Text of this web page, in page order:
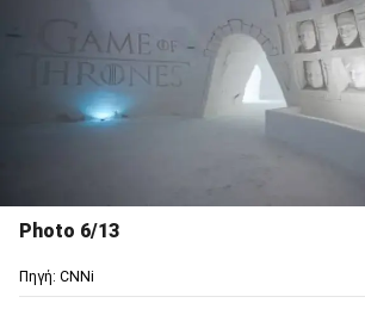
Photo 6/13
Πηγή: CNNi